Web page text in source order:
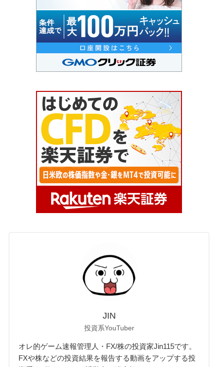
JIN
投資系YouTuber
オレ的ゲーム速報管理人・FX/株の投資家Jin115です。
FXや株などの投資結果を報告する動画をアップする投